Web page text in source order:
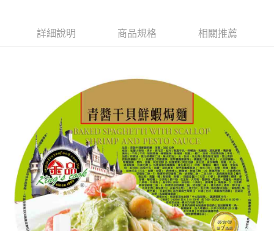
詳細說明 商品規格 相關推薦